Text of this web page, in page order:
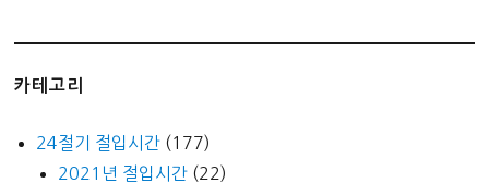
카테고리
24절기 절입시간 (177)
2021년 절입시간 (22)